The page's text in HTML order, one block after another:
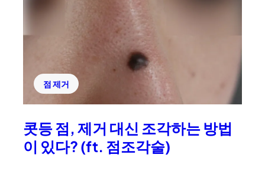
점 제거
콧등 점, 제거 대신 조각하는 방법
이 있다? (ft. 점조각술)